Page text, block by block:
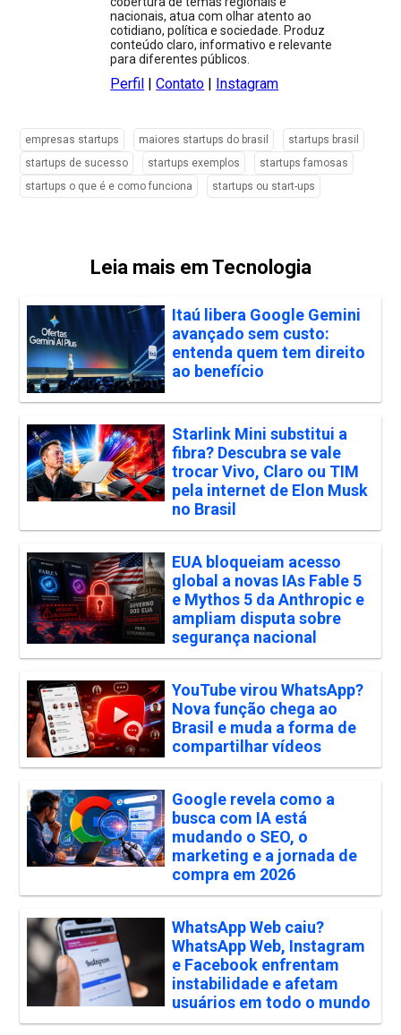
nacionais, atua com olhar atento ao
cotidiano, política e sociedade. Produz
conteúdo claro, informativo e relevante
para diferentes públicos.
Perfil |Contato Instagram
empresas startups maiores startups do brasil
startups brasil
startups de sucesso
startups exemplos
startups famosas
startups o que é e como funciona
startups ou start-ups
Leia mais em Tecnologia
Itaú libera Google Gemini
avançado sem custo:
entenda quem tem direito
ao benefício
Starlink Mini substitui a
fibra? Descubra se vale
trocar Vivo, Claro ou TIM
pela internet de Elon Musk
no Brasil
EUA bloqueiam acesso
global a novas IAs Fable 5
e Mythos 5 da Anthropic e
ampliam disputa sobre
segurança nacional
YouTube virou WhatsApp?
Nova função chega ao
Brasil e muda a forma de
compartilhar vídeos
Google revela como a
busca com IA está
mudando o SEO, o
marketing e a jornada de
compra em 2026
WhatsApp Web caiu?
WhatsApp Web, Instagram
e Facebook enfrentam
instabilidade e afetam
usuários em todo o mundo